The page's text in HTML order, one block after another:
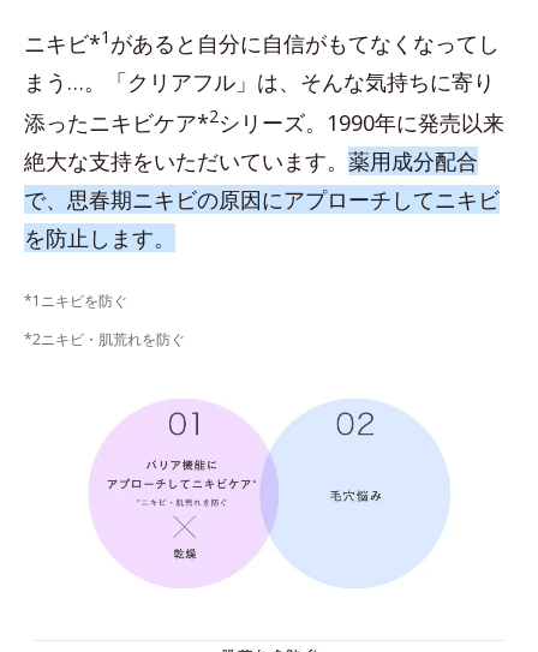
ニキビ*1 があると自分に自信がもてなくなってし
まう…。「クリアフル」は、そんな気持ちに寄り
添ったニキビケア*2シリーズ。1990年に発売以来
絶大な支持をいただいています。 薬用成分配合
で、思春期ニキビの原因にアプローチしてニキビ
を防止します。
*1ニキビを防ぐ
*2ニキビ・肌荒れを防ぐ